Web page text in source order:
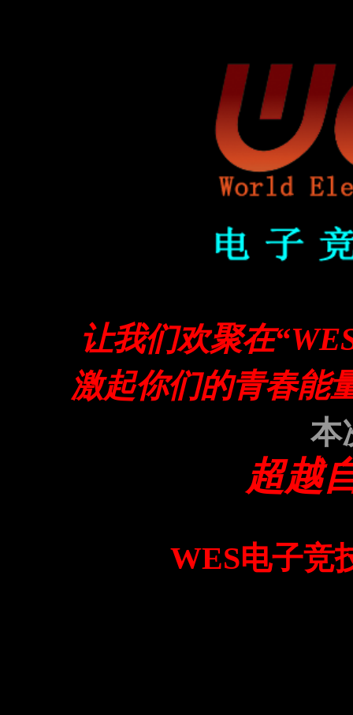
让我们欢聚在
激起你们的青春能
本
超越
WES电子竞